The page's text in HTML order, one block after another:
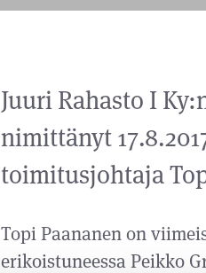
Juuri Rahasto I
nimittänyt
toimitusjohtaja
Topi Paananen on
erikoistuneessa Peikko